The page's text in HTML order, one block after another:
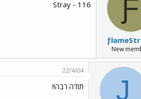
Ƒ
New
116 - Stray
J
22/4/04
תודה רבה!!